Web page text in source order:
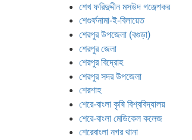
শেখ ফরিদুদ্দীন মসউদ গঞ্জেশকর
শেগুর্ফনামা-ই-বিলায়েত
শেরপুর উপজেলা (বগুড়া)
শেরপুর জেলা
শেরপুর বিদ্রোহ
শেরপুর সদর উপজেলা
শেরশাহ
শেরে-বাংলা কৃষি বিশ্ববিদ্যালয়
শেরে-বাংলা মেডিকেল কলেজ
শেরেবাংলা নগর থানা